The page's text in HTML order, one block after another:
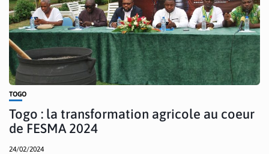
TOGO
Togo : la transformation agricole au coeur
de FESMA 2024
24/02/2024